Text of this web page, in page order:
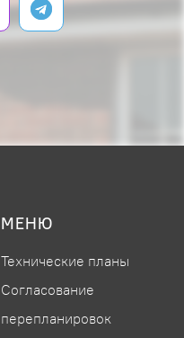
МЕНЮ
Технические планы
Согласование
перепланировок